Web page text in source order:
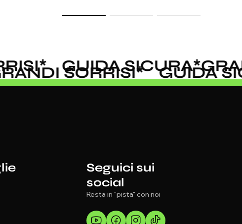
* GUIDA SICURA*
GRANDI SORRISI* GUIDA
Seguici sui
social
Resta in "pista" con noi